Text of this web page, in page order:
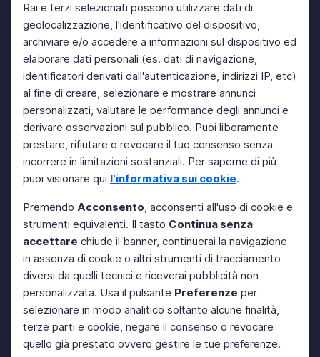
Rai e terzi selezionati possono utilizzare dati di
geolocalizzazione, l'identificativo del dispositivo,
archiviare e/o accedere a informazioni sul dispositivo ed
elaborare dati personali (es. dati di navigazione,
identificatori derivati dall'autenticazione, indirizzi IP, etc)
al fine di creare, selezionare e mostrare annunci
personalizzati, valutare le performance degli annunci e
derivare osservazioni sul pubblico. Puoi liberamente
prestare, rifiutare o revocare il tuo consenso senza
incorrere in limitazioni sostanziali. Per saperne di più
puoi visionare qui l'informativa sui cookie.
Premendo Acconsento, acconsenti all'uso di cookie e
strumenti equivalenti. Il tasto Continua senza
accettare chiude il banner, continuerai la navigazione
in assenza di cookie o altri strumenti di tracciamento
diversi da quelli tecnici e riceverai pubblicità non
personalizzata. Usa il pulsante Preferenze per
selezionare in modo analitico soltanto alcune finalità,
terze parti e cookie, negare il consenso o revocare
quello già prestato ovvero gestire le tue preferenze.